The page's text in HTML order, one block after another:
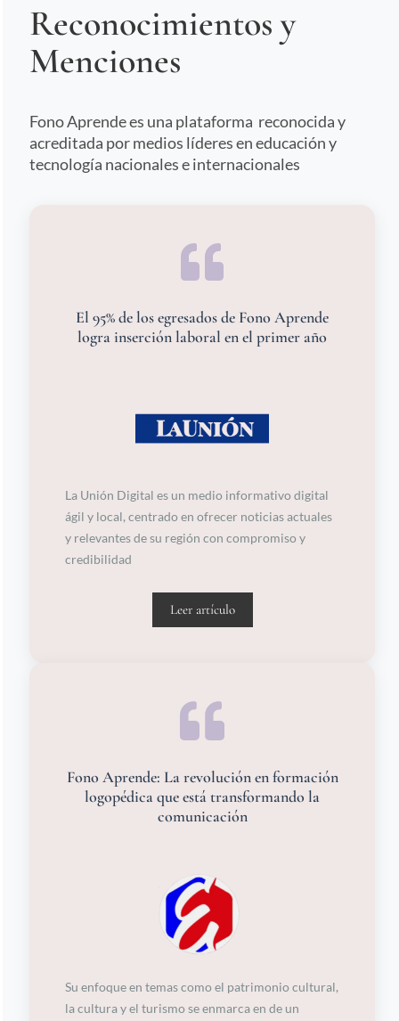
Reconocimientos y
Menciones
Fono Aprende es una plataforma reconocida y
acreditada por medios líderes en educación y
tecnología nacionales e internacionales
El 95% de los egresados de Fono Aprende
logra inserción laboral en el primer año
La Unión Digital es un medio informativo digital
ágil y local, centrado en ofrecer noticias actuales
y relevantes de su región con compromiso y
credibilidad
Leer artículo
Fono Aprende: La revolución en formación
logopédica que está transformando la
comunicación
Su enfoque en temas como el patrimonio cultural,
la cultura y el turismo se enmarca en de un